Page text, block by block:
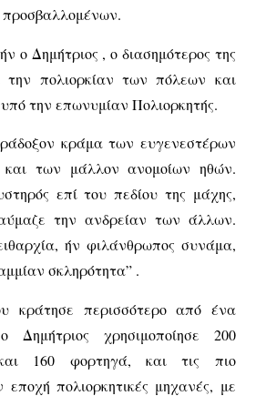
ο Δημήτριος , ο διασημότερος της
την πολιορκίαν των πόλεων και
την επωνυμίαν Πολιορκητής.
κράμα των ευγενεστέρων
των μάλλον ανομοίων ηθών.
επί του πεδίου της μάχης,
την ανδρείαν των άλλων.
ήν φιλάνθρωπος συνάμα,
σκληρότητα” .
κράτησε περισσότερο από ένα
Δημήτριος χρησιμοποίησε 200
160 φορτηγά, και τις πιο
πολιορκητικές μηχανές, με